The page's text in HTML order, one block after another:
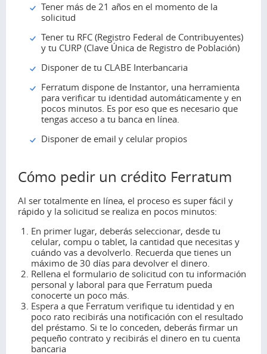
Tener más de 21 años en el momento de la
solicitud
Tener tu RFC (Registro Federal de Contribuyentes)
y tu CURP (Clave Única de Registro de Población)
Disponer de tu CLABE Interbancaria
Ferratum dispone de Instantor, una herramienta
para verificar tu identidad automáticamente y en
pocos minutos. Es por eso que es necesario que
tengas acceso a tu banca en línea.
Disponer de email y celular propios
Cómo pedir un crédito Ferratum
Al ser totalmente en línea, el proceso es super fácil y
rápido y la solicitud se realiza en pocos minutos:
En primer lugar, deberás seleccionar, desde tu
celular, compu o tablet, la cantidad que necesitas y
cuándo vas a devolverlo. Recuerda que tienes un
máximo de 30 días para devolver el dinero.
Rellena el formulario de solicitud con tu información
personal y laboral para que Ferratum pueda
conocerte un poco más.
Espera a que Ferratum verifique tu identidad y en
poco rato recibirás una notificación con el resultado
del préstamo. Si te lo conceden, deberás firmar un
pequeño contrato y recibirás el dinero en tu cuenta
bancaria